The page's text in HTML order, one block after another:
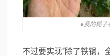
●我的栀子
不过要实现“除了铁锅，